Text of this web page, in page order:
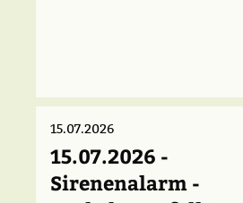
15.07.2026
15.07.2026 -
Sirenenalarm -